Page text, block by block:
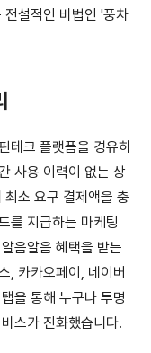
설적인 비법인 '풍차
테크 플랫폼을 경유하
사용 이력이 없는 상
소 요구 결제액을 충
를 지급하는 마케팅
음알음 혜택을 받는
, 카카오페이, 네이버
을 통해 누구나 투명
스가 진화했습니다.